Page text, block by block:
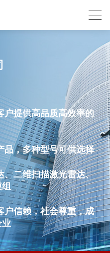
户提供高品质高效率的
品，多种型号可供选择
、二维扫描激光雷达、
组
户信赖，社会尊重，成
业